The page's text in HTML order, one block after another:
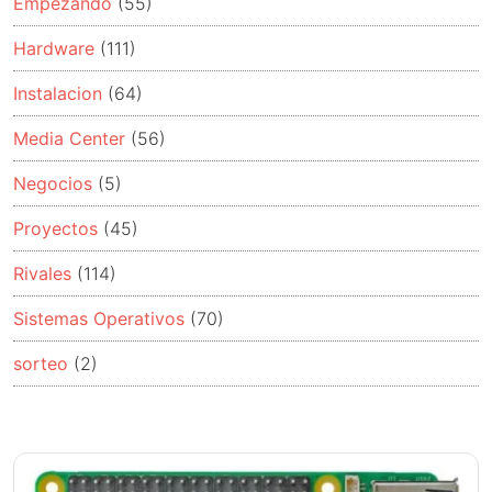
Hardware (111)
Instalacion (64)
Media Center (56)
Negocios (5)
Proyectos (45)
Rivales (114)
Sistemas Operativos (70)
sorteo (2)